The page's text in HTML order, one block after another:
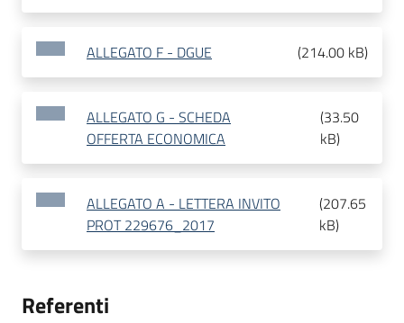
ALLEGATO F - DGUE (214.00 kB)
ALLEGATO G - SCHEDA
OFFERTA ECONOMICA
(33.50
kB)
ALLEGATO A - LETTERA INVITO
PROT 229676_2017
(207.65
kB)
Referenti